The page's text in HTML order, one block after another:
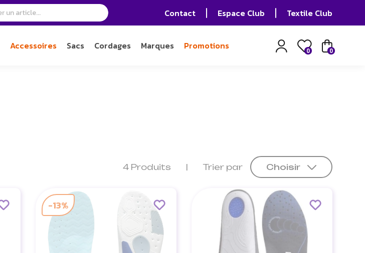
Contact Espace Club Textile Club
Accessoires Sacs Cordages Marques Promotions 0 0
4 Produits Trier par Choisir
-13%